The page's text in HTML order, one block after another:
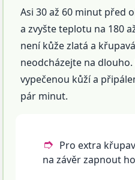
Asi 30 až 60 minut před
a zvyšte teplotu na 180
není kůže zlatá a
neodcházejte na
vypečenou kůží a
pár minut.
Pro extra
na závěr zapnout